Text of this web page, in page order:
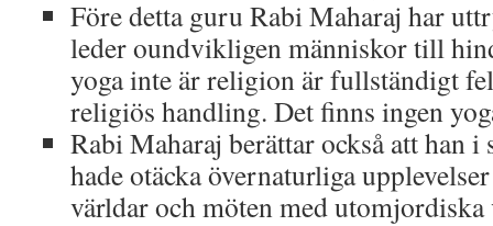
Före detta guru Rabi Maharaj har
leder oundvikligen människor till
yoga inte är religion är fullständigt
religiös handling. Det finns ingen
Rabi Maharaj berättar också att han
hade otäcka övernaturliga
världar och möten med utomjordiska